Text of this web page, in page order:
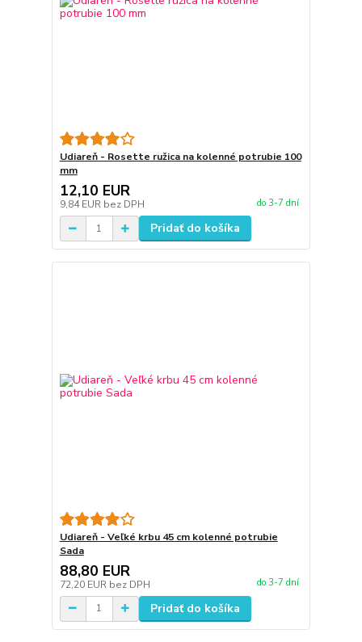
Udiareň - Rosette ružica na kolenné potrubie 100
mm
12,10 EUR
9,84 EUR bez DPH do 3-7 dní
Pridať do košíka
Udiareň - Veľké krbu 45 cm kolenné potrubie
Sada
88,80 EUR
72,20 EUR bez DPH do 3-7 dní
Pridať do košíka